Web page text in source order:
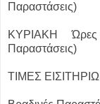
Παραστάσεις)
ΚΥΡΙΑΚΗ
Παραστάσεις)
ΤΙΜΕΣ